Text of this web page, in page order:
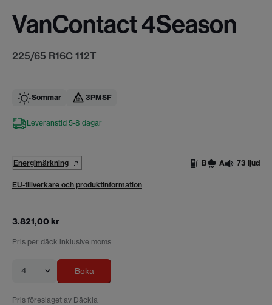
VanContact 4Season
225/65 R16C 112T
Sommar 3PMSF
Leveranstid 5-8 dagar
Energimärkning B A 73 ljud
EU-tillverkare och produktinformation
3.821,00 kr
Pris per däck inklusive moms
4 Boka
Pris föreslaget av Däckia